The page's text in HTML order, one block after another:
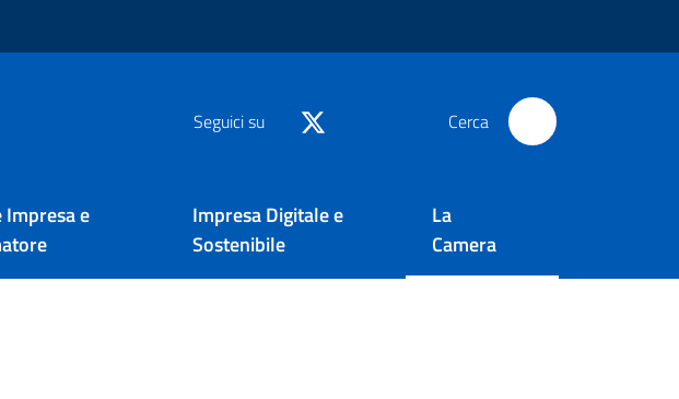
Seguici su Cerca
Impresa e
Impresa Digitale e
Sostenibile
La
Camera